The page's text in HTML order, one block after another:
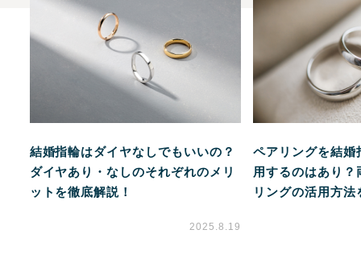
結婚指輪はダイヤなしでもいいの？
ダイヤあり・なしのそれぞれのメリ
ットを徹底解説！
2025.8.19
ペアリングを結婚
用するのはあり？
リングの活用方法